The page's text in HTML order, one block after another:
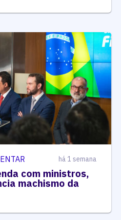
há 1 semana
com ministros,
machismo da